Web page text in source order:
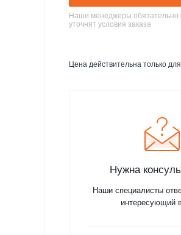
Наши менеджеры обязательно
уточнят условия заказа
Цена действительна только
Нужна
Наши специалисты
интересующий